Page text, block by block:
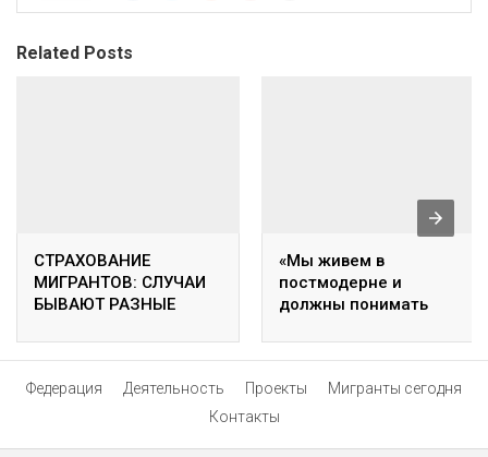
Related Posts
СТРАХОВАНИЕ
МИГРАНТОВ: СЛУЧАИ
БЫВАЮТ РАЗНЫЕ
«Мы живем в
постмодерне и
должны понимать
времени»
Федерация Деятельность Проекты
Мигранты сегодня
Контакты